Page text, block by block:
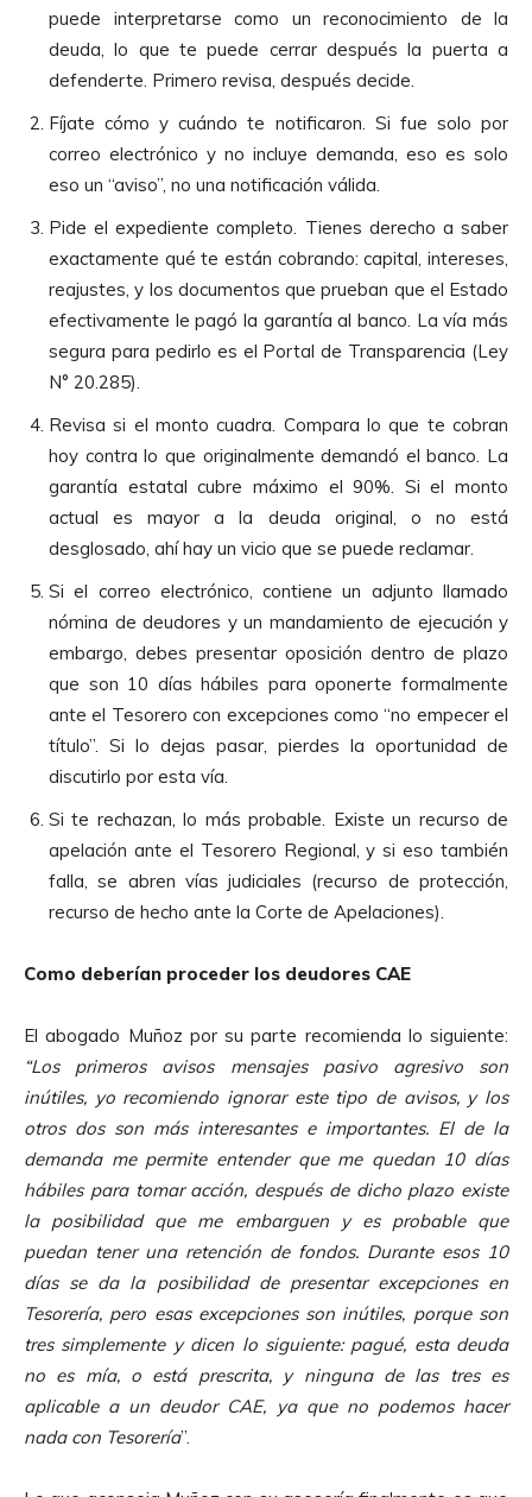
puede interpretarse como un reconocimiento de la
deuda, lo que te puede cerrar después la puerta a
defenderte. Primero revisa, después decide.
Fíjate cómo y cuándo te notificaron. Si fue solo por
correo electrónico y no incluye demanda, eso es solo
eso un “aviso”, no una notificación válida.
Pide el expediente completo. Tienes derecho a saber
exactamente qué te están cobrando: capital, intereses,
reajustes, y los documentos que prueban que el Estado
efectivamente le pagó la garantía al banco. La vía más
segura para pedirlo es el Portal de Transparencia (Ley
N° 20.285).
Revisa si el monto cuadra. Compara lo que te cobran
hoy contra lo que originalmente demandó el banco. La
garantía estatal cubre máximo el 90%. Si el monto
actual es mayor a la deuda original, o no está
desglosado, ahí hay un vicio que se puede reclamar.
Si el correo electrónico, contiene un adjunto llamado
nómina de deudores y un mandamiento de ejecución y
embargo, debes presentar oposición dentro de plazo
que son 10 días hábiles para oponerte formalmente
ante el Tesorero con excepciones como “no empecer el
título”. Si lo dejas pasar, pierdes la oportunidad de
discutirlo por esta vía.
Si te rechazan, lo más probable. Existe un recurso de
apelación ante el Tesorero Regional, y si eso también
falla, se abren vías judiciales (recurso de protección,
recurso de hecho ante la Corte de Apelaciones).
Como deberían proceder los deudores CAE
El abogado Muñoz por su parte recomienda lo siguiente:
“Los primeros avisos mensajes pasivo agresivo son
inútiles, yo recomiendo ignorar este tipo de avisos, y los
otros dos son más interesantes e importantes. El de la
demanda me permite entender que me quedan 10 días
hábiles para tomar acción, después de dicho plazo existe
la posibilidad que me embarguen y es probable que
puedan tener una retención de fondos. Durante esos 10
días se da la posibilidad de presentar excepciones en
Tesorería, pero esas excepciones son inútiles, porque son
tres simplemente y dicen lo siguiente: pagué, esta deuda
no es mía, o está prescrita, y ninguna de las tres es
aplicable a un deudor CAE, ya que no podemos hacer
nada con Tesorería”.